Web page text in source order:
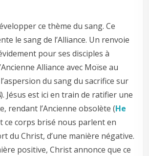
ce thème du sang. Ce
le sang de l’Alliance. Un renvoie
pour ses disciples à
Alliance avec Moïse au
du sang du sacrifice sur
). Jésus est ici en train de ratifier une
rendant l’Ancienne obsolète (He
ce corps brisé nous parlent en
du Christ, d’une manière négative.
positive, Christ annonce que ce